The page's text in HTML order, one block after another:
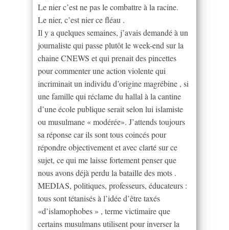
Le nier c’est ne pas le combattre à la racine.
Le nier, c’est nier ce fléau .
Il y a quelques semaines, j’avais demandé à un
journaliste qui passe plutôt le week-end sur la
chaine CNEWS et qui prenait des pincettes
pour commenter une action violente qui
incriminait un individu d’origine magrébine , si
une famille qui réclame du hallal à la cantine
d’une école publique serait selon lui islamiste
ou musulmane « modérée». J’attends toujours
sa réponse car ils sont tous coincés pour
répondre objectivement et avec clarté sur ce
sujet, ce qui me laisse fortement penser que
nous avons déjà perdu la bataille des mots .
MEDIAS, politiques, professeurs, éducateurs :
tous sont tétanisés à l’idée d’être taxés
«d’islamophobes » , terme victimaire que
certains musulmans utilisent pour inverser la